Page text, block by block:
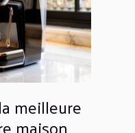
meilleure